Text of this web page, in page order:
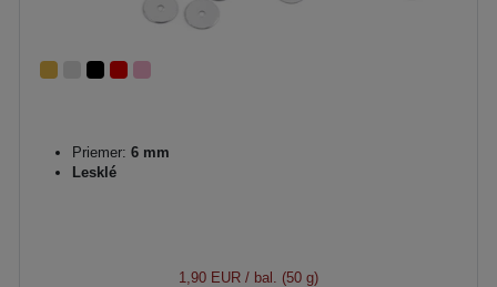
Priemer: 6 mm
Lesklé
1,90 EUR / bal. (50 g)